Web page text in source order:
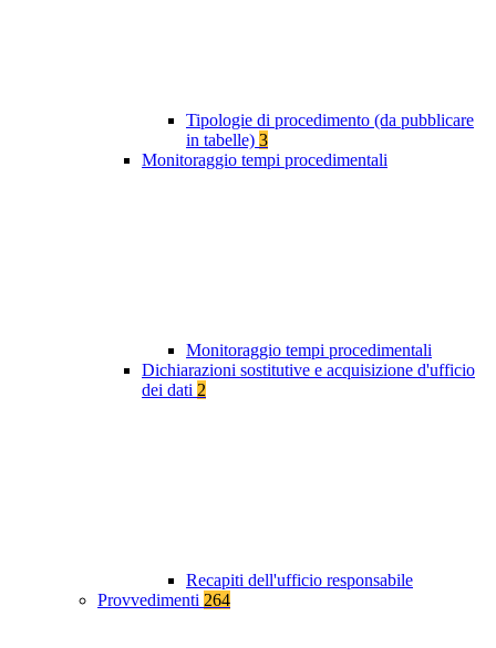
Tipologie di procedimento (da pubblicare
in tabelle) 3
Monitoraggio tempi procedimentali
Monitoraggio tempi procedimentali
Dichiarazioni sostitutive e acquisizione d'ufficio
dei dati 2
Recapiti dell'ufficio responsabile
Provvedimenti 264